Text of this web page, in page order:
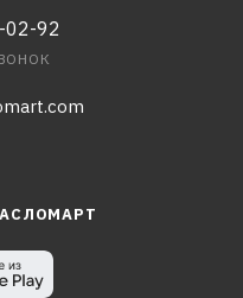
02-92